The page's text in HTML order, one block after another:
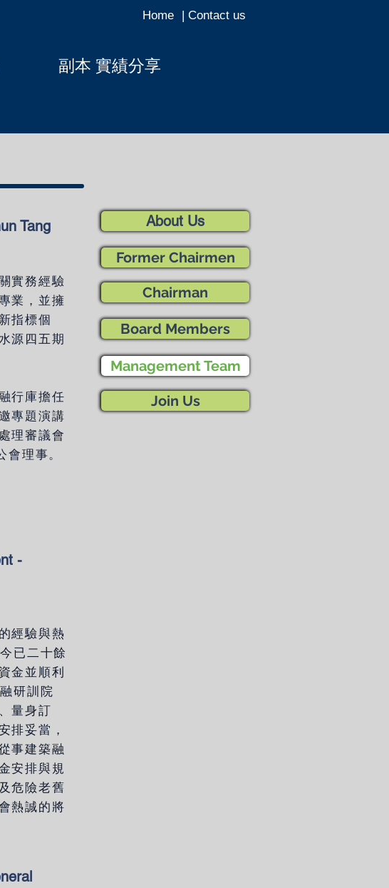
Home | Contact us
副本 實績分享
Tang
實務經驗
業，並擁
指標個
源四五期
行庫擔任
專題演講
理審議會
理事。
About Us
Former Chairmen
Chairman
Board Members
Management Team
Join Us
-
經驗與熱
已二十餘
金並順利
研訓院
量身訂
排妥當，
事建築融
安排與規
危險老舊
熱誠的將